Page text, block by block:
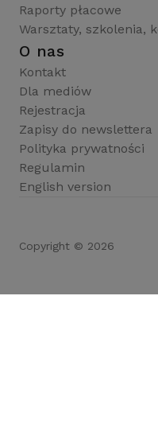
Raporty płacowe
Warsztaty, szkolenia,
O nas
Kontakt
Dla mediów
Rejestracja
Zapisy do newslettera
Polityka prywatności
Regulamin
English version
Copyright © 2026